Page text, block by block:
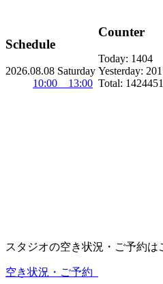
Schedule
2026.08.08 Saturday
10:00 13:00
Counter
Today: 1404
Yesterday:
Total: 1424451
スタジオの空き状況・ご予約は
空き状況・ご予約